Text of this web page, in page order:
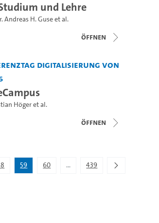
und Lehre
Andreas H. Guseet al.
Öffnen
Digitalisierung von
Högeret al.
Öffnen
Navigieren mit TAB-Taste.
59 60 ...Zwischenseiten Navigieren mit
439